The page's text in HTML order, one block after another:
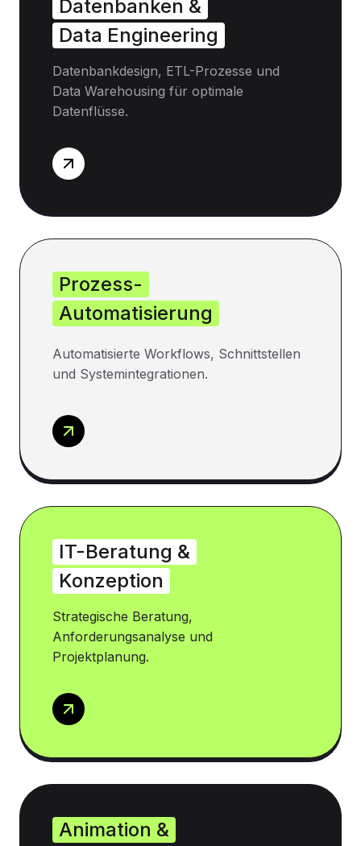
Datenbanken &
Data Engineering
Datenbankdesign, ETL-Prozesse und
Data Warehousing für optimale
Datenflüsse.
Prozess-
Automatisierung
Automatisierte Workflows, Schnittstellen
und Systemintegrationen.
IT-Beratung &
Konzeption
Strategische Beratung,
Anforderungsanalyse und
Projektplanung.
Animation &